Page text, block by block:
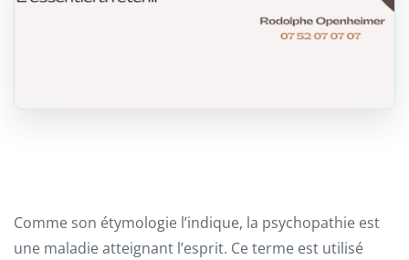
Comme son étymologie l’indique, la psychopathie est
une maladie atteignant l’esprit. Ce terme est utilisé